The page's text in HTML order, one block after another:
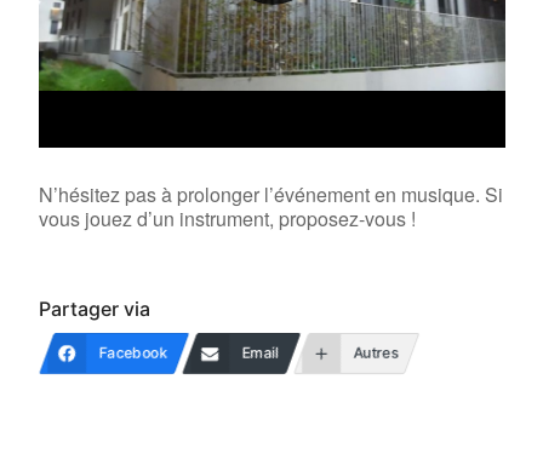
N’hésitez pas à prolonger l’événement en musique. Si
vous jouez d’un instrument, proposez-vous !
Partager via
Facebook Email Autres